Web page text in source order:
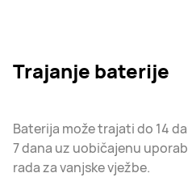
Trajanje baterije
Baterija može trajati do 14
7 dana uz uobičajenu
rada za vanjske vježbe.